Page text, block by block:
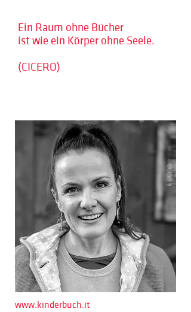
Ein Raum ohne Bücher
ist wie ein Körper ohne Seele.
(CICERO)
www.kinderbuch.it